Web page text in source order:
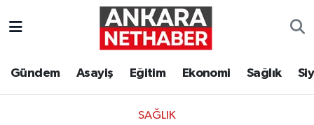
Gündem Asayiş Eğitim Ekonomi Sağlık
SAĞLIK
Ankara Hava Durumu